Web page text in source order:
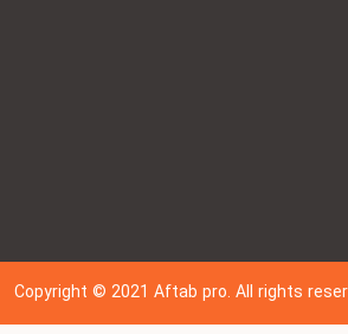
Copyright © 202 1Aftab pro. All rights